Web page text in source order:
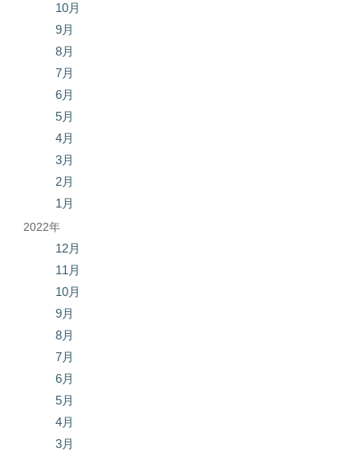
10月
9月
8月
7月
6月
5月
4月
3月
2月
1月
2022年
12月
11月
10月
9月
8月
7月
6月
5月
4月
3月